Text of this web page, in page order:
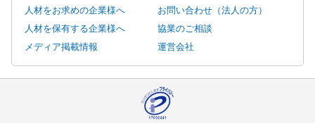
人材をお求めの企業様へ
お問い合わせ（法人の方）
人材を保有する企業様へ
協業のご相談
メディア掲載情報
運営会社